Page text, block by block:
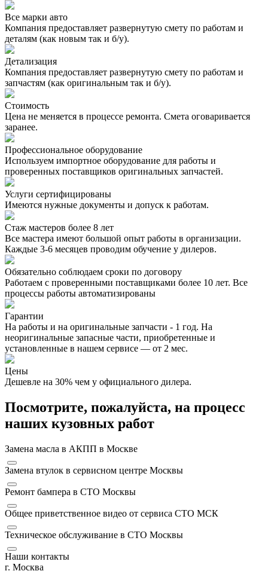
Все марки авто
Компания предоставляет развернутую смету по работам и
деталям (как новым так и б/у).
Детализация
Компания предоставляет развернутую смету по работам и
запчастям (как оригинальным так и б/у).
Стоимость
Цена не меняется в процессе ремонта. Смета оговаривается
заранее.
Профессиональное оборудование
Используем импортное оборудование для работы и
проверенных поставщиков оригинальных запчастей.
Услуги сертифицированы
Имеются нужные документы и допуск к работам.
Стаж мастеров более 8 лет
Все мастера имеют большой опыт работы в организации.
Каждые 3-6 месяцев проводим обучение у дилеров.
Обязательно соблюдаем сроки по договору
Работаем с проверенными поставщиками более 10 лет. Все
процессы работы автоматизированы
Гарантии
На работы и на оригинальные запчасти - 1 год. На
неоригинальные запасные части, приобретенные и
установленные в нашем сервисе — от 2 мес.
Цены
Дешевле на 30% чем у официального дилера.
Посмотрите, пожалуйста, на процесс
наших кузовных работ
Замена масла в АКПП в Москве
Замена втулок в сервисном центре Москвы
Ремонт бампера в СТО Москвы
Общее приветственное видео от сервиса СТО МСК
Техническое обслуживание в СТО Москвы
Наши контакты
г. Москва